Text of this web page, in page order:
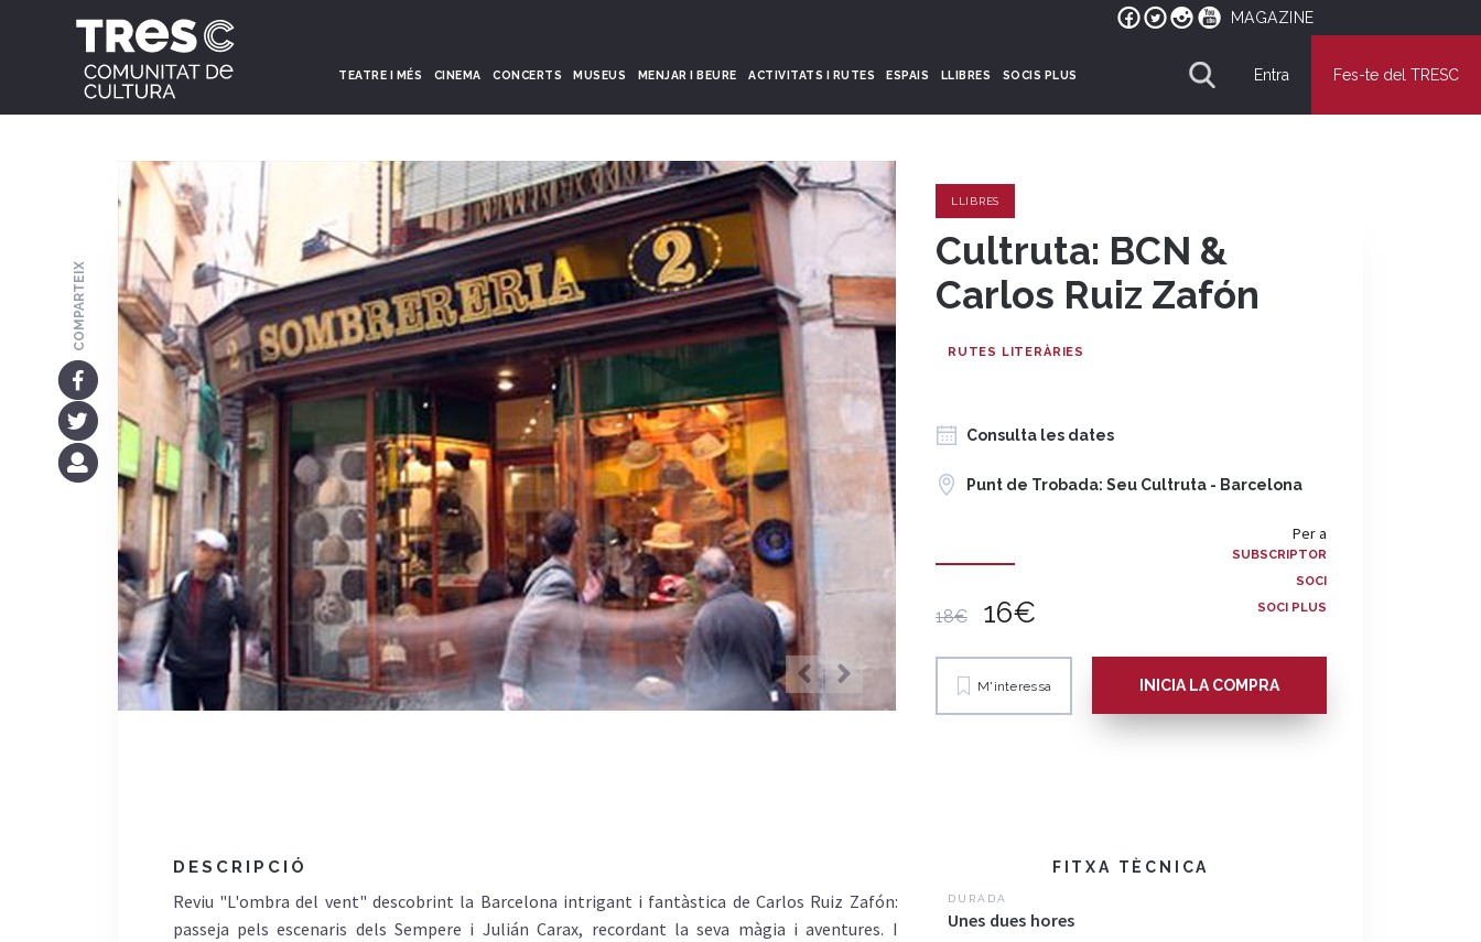
MAGAZINE
TEATRE I MÉS CINEMA CONCERTS MUSEUS MENJAR I BEURE ACTIVITATS I RUTES ESPAIS LLIBRES SOCIS PLUS Entra Fes-te del TRESC
LLIBRES
Cultruta: BCN &
Carlos Ruiz Zafón
RUTES LITERÀRIES
Consulta les dates
Punt de Trobada: Seu Cultruta - Barcelona
18€ 16€
Per a
SUBSCRIPTOR
SOCI
SOCI PLUS
M'interessa INICIA LA COMPRA
DESCRIPCIÓ
Reviu "L'ombra del vent" descobrint la Barcelona intrigant i fantàstica de Carlos Ruiz Zafón:
passeja pels escenaris dels Sempere i Julián Carax, recordant la seva màgia i aventures. I
FITXA TÈCNICA
DURADA
Unes dues hores
COMPARTEIX